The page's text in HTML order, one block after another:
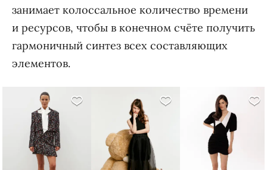
занимает колоссальное количество времени
и ресурсов, чтобы в конечном счёте получить
гармоничный синтез всех составляющих
элементов.